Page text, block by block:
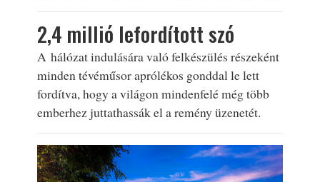
2,4 millió lefordított szó
A hálózat indulására való felkészülés részeként
minden tévéműsor aprólékos gonddal le lett
fordítva, hogy a világon mindenfelé még több
emberhez juttathassák el a remény üzenetét.